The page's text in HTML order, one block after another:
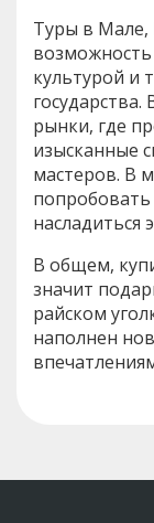
Туры в Мале,
культурой и
рынки, где
изысканные
мастеров. В
насладиться
В общем,
значит
райском
наполнен